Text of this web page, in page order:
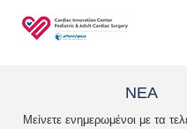
ΝΕΑ
Μείνετε ενημερωμένοι με τα